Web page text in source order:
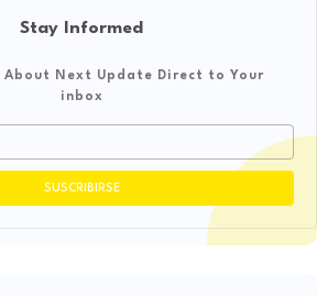
Stay Informed
Next Update Direct to Your
inbox